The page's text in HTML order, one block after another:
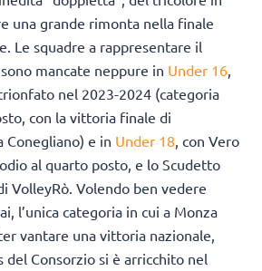
una grande rimonta nella finale
Le squadre a rappresentare il
mancate neppure in Under 16
nel 2023-2024 (categoria
con la vittoria finale di
Conegliano) e in Under 18 , con Vero
al quarto posto, e lo Scudetto
VolleyRò. Volendo ben vedere
l’unica categoria in cui a Monza
vantare una vittoria nazionale,
del Consorzio si è arricchito nel